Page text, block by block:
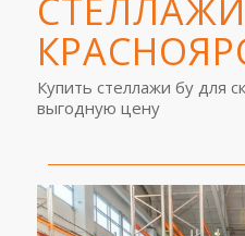
Купить стеллажи бу для
выгодную цену